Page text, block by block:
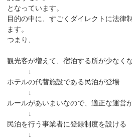
となっています。
目的の中に、すごくダイレクトに法律
ます。
つまり、
観光客が増えて、宿泊する所が少なく
↓
ホテルの代替施設である民泊が登場
↓
ルールがあいまいなので、適正な運営
↓
民泊を行う事業者に登録制度を設ける
↓